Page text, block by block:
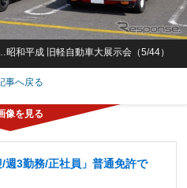
和平成 旧軽自動車大展示会（5/44）
事へ戻る
週3勤務/正社員」普通免許で